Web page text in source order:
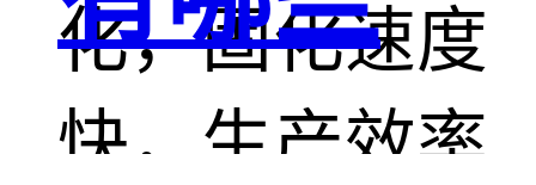
化，固化速度
快，生产效率